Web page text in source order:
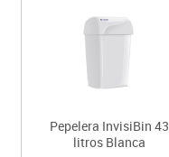
Pepelera InvisiBin 43
litros Blanca